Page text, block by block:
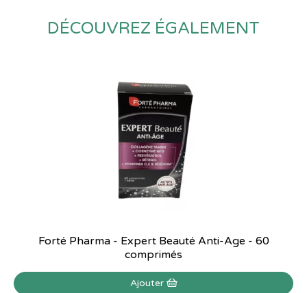
DÉCOUVREZ ÉGALEMENT
Forté Pharma - Expert Beauté Anti-Age - 60
comprimés
Ajouter